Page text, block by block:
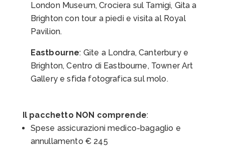
London Museum, Crociera sul Tamigi, Gita a
Brighton con tour a piedi e visita al Royal
Pavilion.
Eastbourne: Gite a Londra, Canterbury e
Brighton, Centro di Eastbourne, Towner Art
Gallery e sfida fotografica sul molo.
Il pacchetto NON comprende:
Spese assicurazioni medico-bagaglio e
annullamento € 245